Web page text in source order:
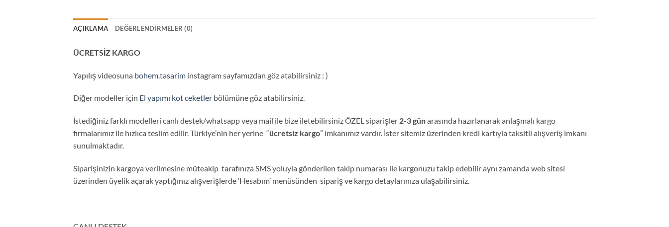
AÇIKLAMA DEĞERLENDIRMELER (0)
ÜCRETSİZ KARGO
Yapılış videosuna bohem.tasarim instagram sayfamızdan göz atabilirsiniz : )
Diğer modeller için El yapımı kot ceketler bölümüne göz atabilirsiniz.
İstediğiniz farklı modelleri canlı destek/whatsapp veya mail ile bize iletebilirsiniz ÖZEL siparişler 2-3 günarasında hazırlanarak anlaşmalı kargo
firmalarımız ile hızlıca teslim edilir. Türkiye’nin her yerine “ücretsiz kargo” imkanımız vardır. İster sitemiz üzerinden kredi kartıyla taksitli alışveriş imkanı
sunulmaktadır.
Siparişinizin kargoya verilmesine müteakip tarafınıza SMS yoluyla gönderilen takip numarası ile kargonuzu takip edebilir aynı zamanda web sitesi
üzerinden üyelik açarak yaptığınız alışverişlerde ‘Hesabım’ menüsünden sipariş ve kargo detaylarınıza ulaşabilirsiniz.